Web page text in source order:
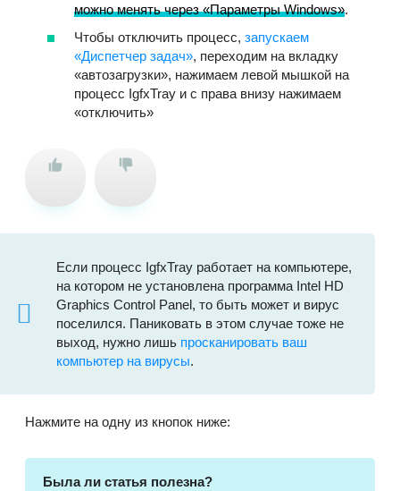
можно менять через «Параметры Windows».
Чтобы отключить процесс, запускаем
«Диспетчер задач», переходим на вкладку
«автозагрузки», нажимаем левой мышкой на
процесс IgfxTray и с права внизу нажимаем
«отключить»
Если процесс IgfxTray работает на компьютере,
на котором не установлена программа Intel HD
Graphics Control Panel, то быть может и вирус
поселился. Паниковать в этом случае тоже не
выход, нужно лишь просканировать ваш
компьютер на вирусы.
Нажмите на одну из кнопок ниже:
Была ли статья полезна?